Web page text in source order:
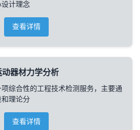
计理念
查看详情
动器材力学分析
综合性的工程技术检测服务，主要通
理论分
查看详情